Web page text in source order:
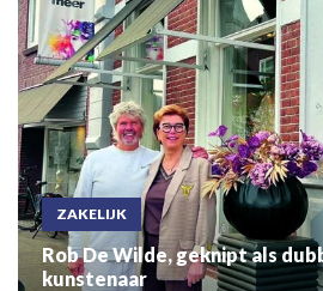
ZAKELIJK
Rob De Wilde, geknipt als
kunstenaar